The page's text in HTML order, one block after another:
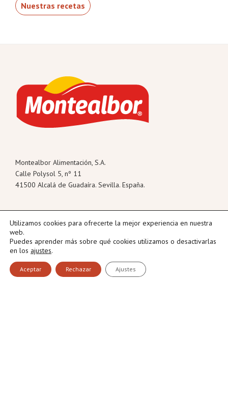
Nuestras recetas
Footer
Montealbor Alimentación, S.A.
Calle Polysol 5, nº 11
41500 Alcalá de Guadaíra. Sevilla. España.
Tel: +34 955 630 103
info@montealbor.com
Utilizamos cookies para ofrecerte la mejor experiencia en nuestra
web.
Puedes aprender más sobre qué cookies utilizamos o desactivarlas
en los ajustes.
Aceptar Rechazar Ajustes